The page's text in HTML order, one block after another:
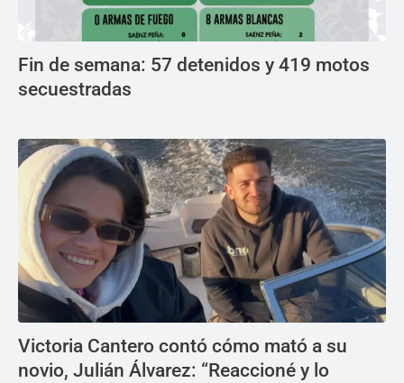
Fin de semana: 57 detenidos y 419 motos
secuestradas
Victoria Cantero contó cómo mató a su
novio, Julián Álvarez: “Reaccioné y lo